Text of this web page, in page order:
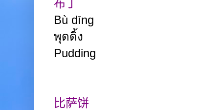
布丁
Bù dīng
พุดดิ้ง
Pudding
比萨饼